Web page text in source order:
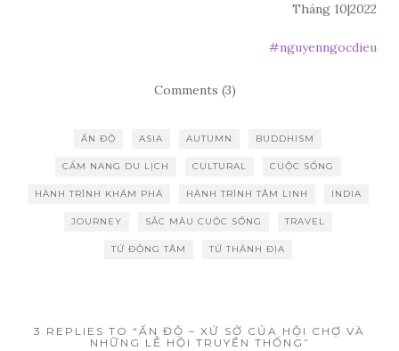
Tháng 10|2022
#nguyenngocdieu
Comments (3)
ẤN ĐỘ ASIA AUTUMN BUDDHISM
CẨM NANG DU LỊCH CULTURAL CUỘC SỐNG
HÀNH TRÌNH KHÁM PHÁ HÀNH TRÌNH TÂM LINH INDIA
JOURNEY SẮC MÀU CUỘC SỐNG TRAVEL
TỨ ĐỘNG TÂM TỨ THÁNH ĐỊA
3 REPLIES TO “ẤN ĐỘ – XỨ SỞ CỦA HỘI CHỢ VÀ
NHỮNG LỄ HỘI TRUYỀN THỐNG”